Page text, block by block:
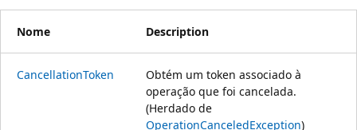
Nome Description
CancellationToken
Obtém um token associado à
operação que foi cancelada.
(Herdado de
OperationCanceledException)